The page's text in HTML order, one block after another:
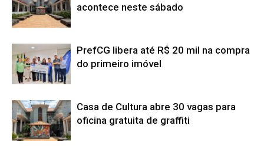
acontece neste sábado
PrefCG libera até R$ 20 mil na compra
do primeiro imóvel
Casa de Cultura abre 30 vagas para
oficina gratuita de graffiti